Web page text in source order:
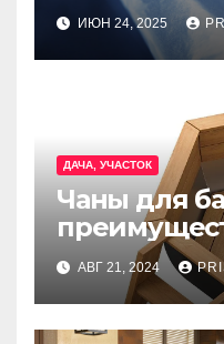
ИЮН 24, 2025
ДАЧА, УЧАСТОК
Чаны для
АВГ 21, 2024